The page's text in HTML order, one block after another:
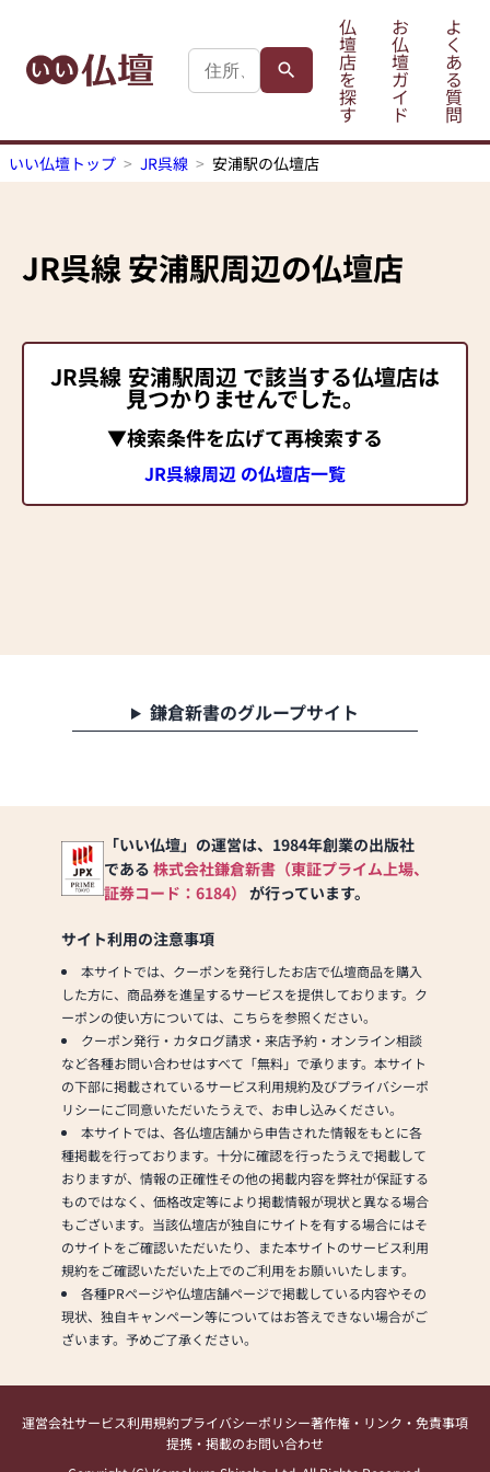
仏
壇
店
を
探
す
お
仏
壇
ガ
イ
ド
よ
く
あ
る
質
問
いい仏壇トップ JR呉線 安浦駅の仏壇店
JR呉線安浦駅周辺の仏壇店
JR呉線 安浦駅周辺 で該当する仏壇店は
見つかりませんでした。
▼検索条件を広げて再検索する
JR呉線周辺 の仏壇店一覧
鎌倉新書のグループサイト
「いい仏壇」の運営は、1984年創業の出版社
である 株式会社鎌倉新書（東証プライム上場、
証券コード：6184） が行っています。
サイト利用の注意事項
本サイトでは、クーポンを発行したお店で仏壇商品を購入
した方に、商品券を進呈するサービスを提供しております。ク
ーポンの使い方については、こちらを参照ください。
クーポン発行・カタログ請求・来店予約・オンライン相談
など各種お問い合わせはすべて「無料」で承ります。本サイト
の下部に掲載されているサービス利用規約及びプライバシーポ
リシーにご同意いただいたうえで、お申し込みください。
本サイトでは、各仏壇店舗から申告された情報をもとに各
種掲載を行っております。十分に確認を行ったうえで掲載して
おりますが、情報の正確性その他の掲載内容を弊社が保証する
ものではなく、価格改定等により掲載情報が現状と異なる場合
もございます。当該仏壇店が独自にサイトを有する場合にはそ
のサイトをご確認いただいたり、また本サイトのサービス利用
規約をご確認いただいた上でのご利用をお願いいたします。
各種PRページや仏壇店舗ページで掲載している内容やその
現状、独自キャンペーン等についてはお答えできない場合がご
ざいます。予めご了承ください。
運営会社サービス利用規約プライバシーポリシー著作権・リンク・免責事項
提携・掲載のお問い合わせ